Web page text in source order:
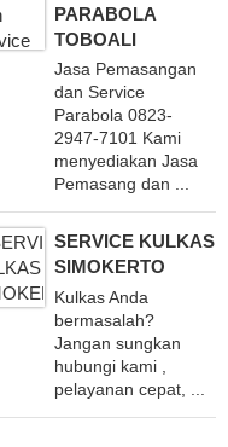
PARABOLA
TOBOALI
Jasa Pemasangan
dan Service
Parabola 0823-
2947-7101 Kami
menyediakan Jasa
Pemasang dan ...
SERVICE KULKAS
SIMOKERTO
Kulkas Anda
bermasalah?
Jangan sungkan
hubungi kami ,
pelayanan cepat, ...